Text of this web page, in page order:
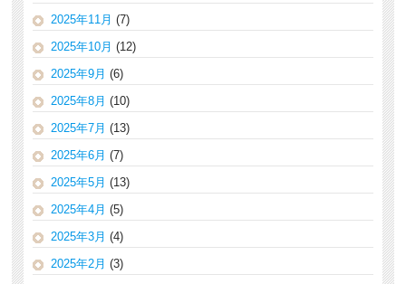
2025年11月 (7)
2025年10月 (12)
2025年9月 (6)
2025年8月 (10)
2025年7月 (13)
2025年6月 (7)
2025年5月 (13)
2025年4月 (5)
2025年3月 (4)
2025年2月 (3)